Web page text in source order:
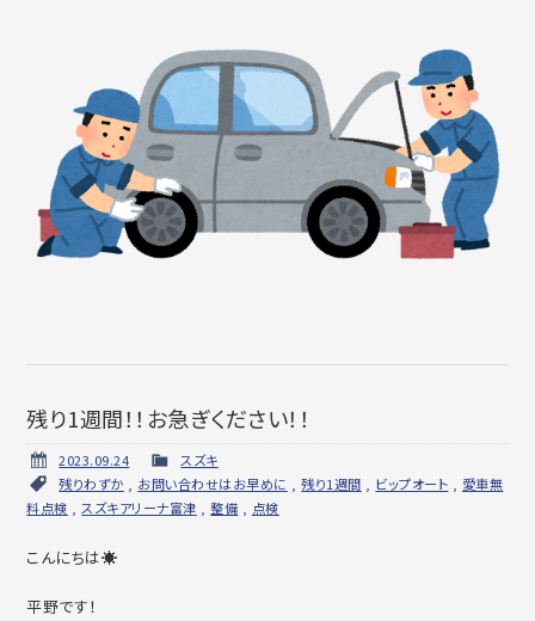
残り1週間！！お急ぎください！！
2023.09.24
スズキ
残りわずか
お問い合わせはお早めに ,残り1週間 ビップオート
愛車無
料点検
スズキアリーナ富津 ,整備 点検
こんにちは☀
平野です！